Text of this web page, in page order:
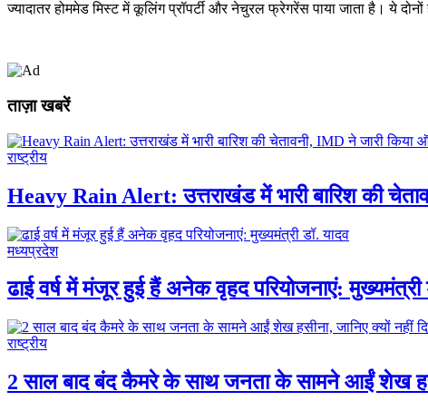
ज्यादातर होममेड मिस्ट में कूलिंग प्रॉपर्टी और नेचुरल फ्रेगरेंस पाया जाता है। ये
ताज़ा खबरें
राष्ट्रीय
Heavy Rain Alert: उत्तराखंड में भारी बारिश की
मध्यप्रदेश
ढाई वर्ष में मंजूर हुई हैं अनेक वृहद परियोजनाएं: मुख्यमंत्री
राष्ट्रीय
2 साल बाद बंद कैमरे के साथ जनता के सामने आईं शेख